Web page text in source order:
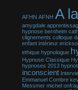
AFHN AFNH A
amygdale
hypnose bernheim
clignements colloque
enfant intérieur
ethique hypnologue
Hypnose Classique
hypnoses 2013
inconscient
Emmanuel Combre
Messmer michel